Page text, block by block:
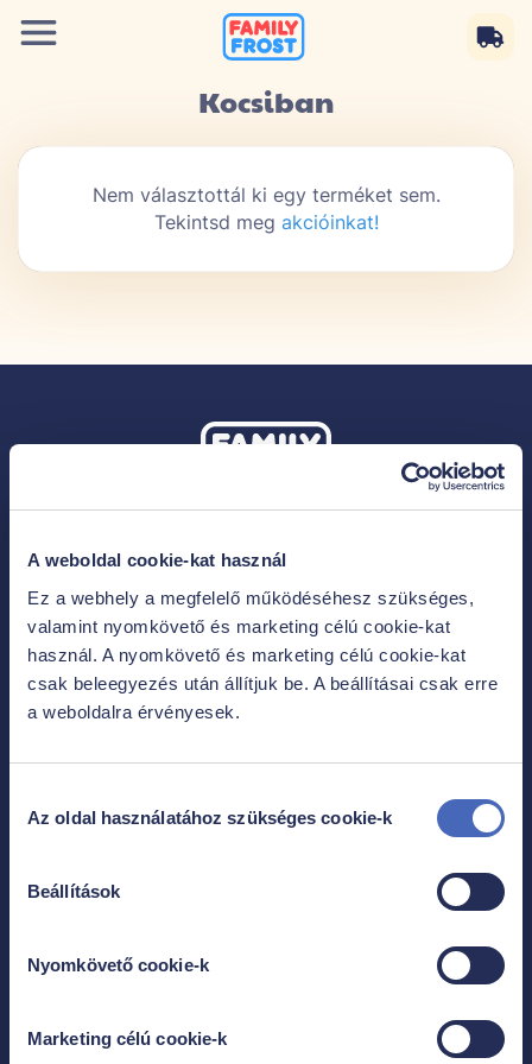
A weboldal cookie-kat használ
Ez a webhely a megfelelő működéséhesz szükséges,
valamint nyomkövető és marketing célú cookie-kat
használ. A nyomkövető és marketing célú cookie-kat
csak beleegyezés után állítjuk be. A beállításai csak erre
a weboldalra érvényesek.
kiválasztása
Az oldal használatához szükséges cookie-k
Beállítások
Nyomkövető cookie-k
Marketing célú cookie-k
Kocsiban
Nem választottál ki egy terméket sem.
Tekintsd meg akcióinkat!
Rólunk
KAPCSOLAT
NEKED SZÓLÓ ELŐNYEINK
FŐ A BIZTONSÁG